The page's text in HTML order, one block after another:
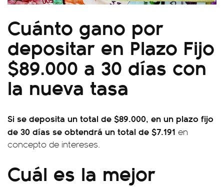
Cuánto gano por
depositar en Plazo Fijo
$89.000 a 30 días con
la nueva tasa
Si se deposita un total de $89.000, en un plazo fijo
de 30 días se obtendrá un total de $7.191 en
concepto de intereses.
Cuál es la mejor